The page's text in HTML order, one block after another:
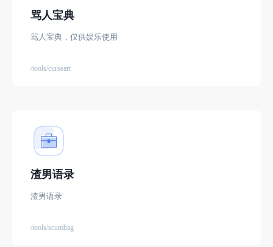
骂人宝典
骂人宝典，仅供娱乐使用
/tools/curseart
渣男语录
渣男语录
/tools/scumbag